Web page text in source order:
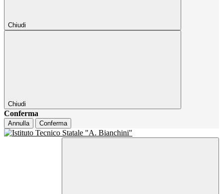
Chiudi
Chiudi
Conferma
Annulla Conferma